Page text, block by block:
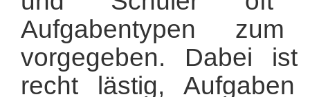
Aufgabentypen zum
vorgegeben. Dabei
recht lästig,